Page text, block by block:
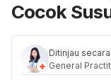
Cocok
Ditinjau
General